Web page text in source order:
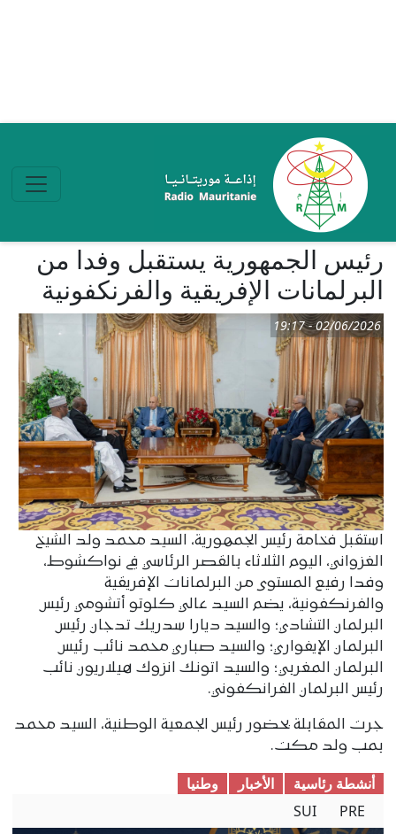
رئيس الجمهورية يستقبل وفدا من
البرلمانات الإفريقية والفرنكفونية
02/06/2026 - 19:17
استقبل فخامة رئيس الجمهورية، السيد محمد ولد الشيخ
الغزواني، اليوم الثلاثاء بالقصر الرئاسي في نواكشوط،
وفدا رفيع المستوى من البرلمانات الإفريقية
والفرنكفونية، يضم السيد عالي كلوتو أتشومي رئيس
البرلمان التشادي؛ والسيد ديارا سدريك تدجان رئيس
البرلمان الإيفواري؛ والسيد صباري محمد نائب رئيس
البرلمان المغربي؛ والسيد اتونك انزوك هيلاريون نائب
رئيس البرلمان الفرانكفوني.
جرت المقابلة بحضور رئيس الجمعية الوطنية، السيد محمد
بمب ولد مكت.
أنشطة رئاسية الأخبار
وطنیا
PRE
SUI